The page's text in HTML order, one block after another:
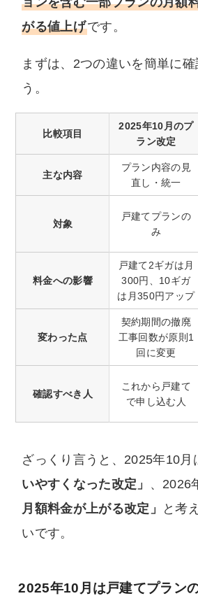
がる値上げです。
まずは、2つの違いを簡単に確
う。
比較項目
2025年10月のプ
ラン改定
主な内容
プラン内容の見
直し・統一
対象
戸建てプランの
み
料金への影響
戸建て2ギガは月
300円、10ギガ
は月350円アップ
変わった点
契約期間の撤廃
工事回数が原則1
回に変更
確認すべき人
これから戸建て
で申し込む人
ざっくり言うと、2025年10月
いやすくなった改定」
、2026
月額料金が上がる改定」
と考
いです。
2025年10月は戸建てプラン